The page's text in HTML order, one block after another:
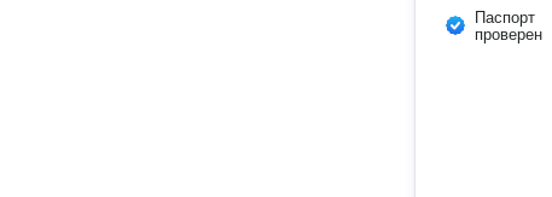
Паспорт
проверен